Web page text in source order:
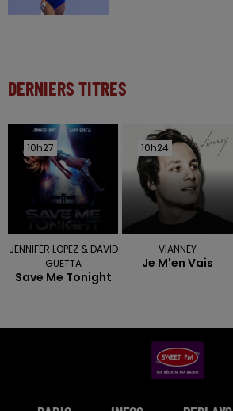
DERNIERS TITRES
10h27
10h27
JENNIFER LOPEZ & DAVID
GUETTA
Save Me Tonight
10h24
10h24
VIANNEY
Je M'en Vais